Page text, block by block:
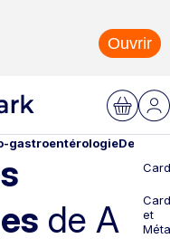
Ouvrir
gastroentérologie
de A
et